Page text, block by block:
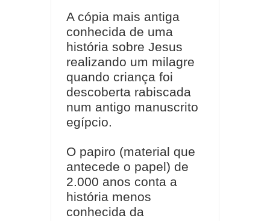
A cópia mais antiga
conhecida de uma
história sobre Jesus
realizando um milagre
quando criança foi
descoberta rabiscada
num antigo manuscrito
egípcio.
O papiro (material que
antecede o papel) de
2.000 anos conta a
história menos
conhecida da